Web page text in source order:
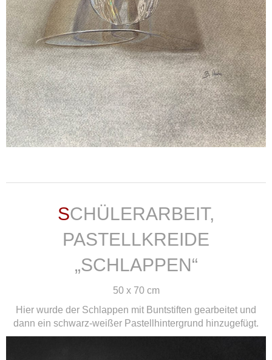
SCHÜLERARBEIT,
PASTELLKREIDE
„SCHLAPPEN“
50 x 70 cm
Hier wurde der Schlappen mit Buntstiften gearbeitet und
dann ein schwarz-weißer Pastellhintergrund hinzugefügt.